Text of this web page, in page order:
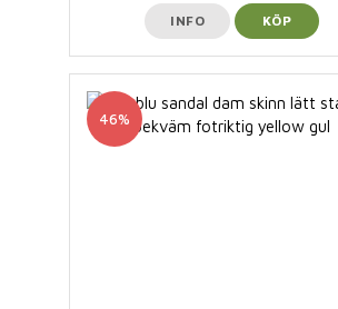
INFO KÖP
46%